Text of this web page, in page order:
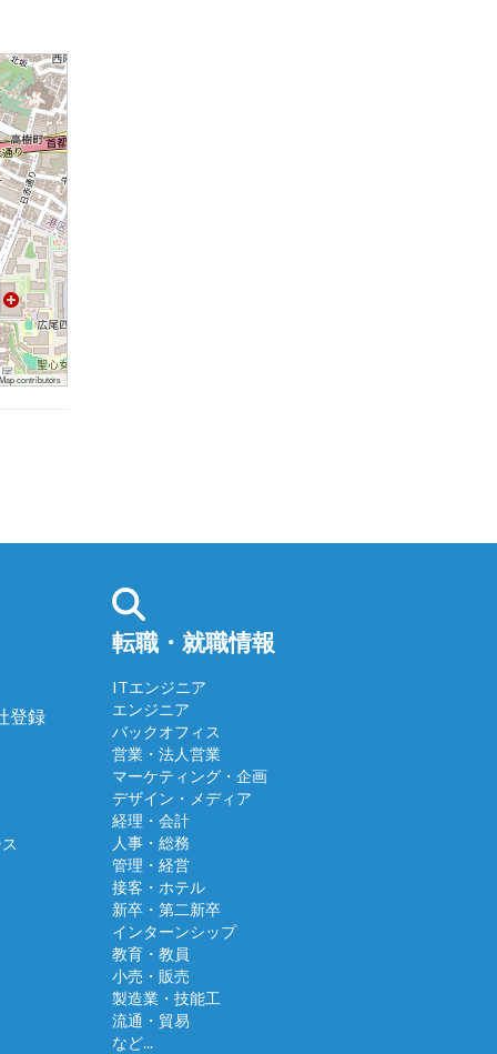
contributors
登録
転職・就職情報
ITエンジニア
エンジニア
バックオフィス
営業・法人営業
マーケティング・企画
デザイン・メディア
経理・会計
人事・総務
管理・経営
接客・ホテル
新卒・第二新卒
インターンシップ
教育・教員
小売・販売
製造業・技能工
流通・貿易
など...